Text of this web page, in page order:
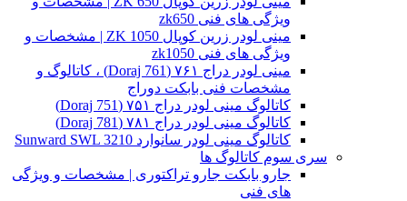
ویژگی های فنی zk650
مینی لودر زرین کوپال ZK 1050 | مشخصات و
ویژگی های فنی zk1050
مینی لودر دراج ۷۶۱ (Doraj 761) ، کاتالوگ و
مشخصات فنی بابکت دوراج
کاتالوگ مینی لودر دراج ۷۵۱ (Doraj 751)
کاتالوگ مینی لودر دراج ۷۸۱ (Doraj 781)
کاتالوگ مینی لودر سانوارد Sunward SWL 3210
سری سوم کاتالوگ ها
جارو بابکت جارو تراکتوری | مشخصات و ویژگی
های فنی